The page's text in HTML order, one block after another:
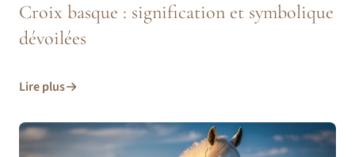
Croix basque : signification et symbolique
dévoilées
Lire plus